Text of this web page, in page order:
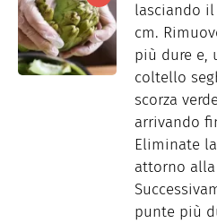
lasciando il
cm.
più dure e,
coltello
scorza
arrivando
Eliminate
attorno alla
punte più